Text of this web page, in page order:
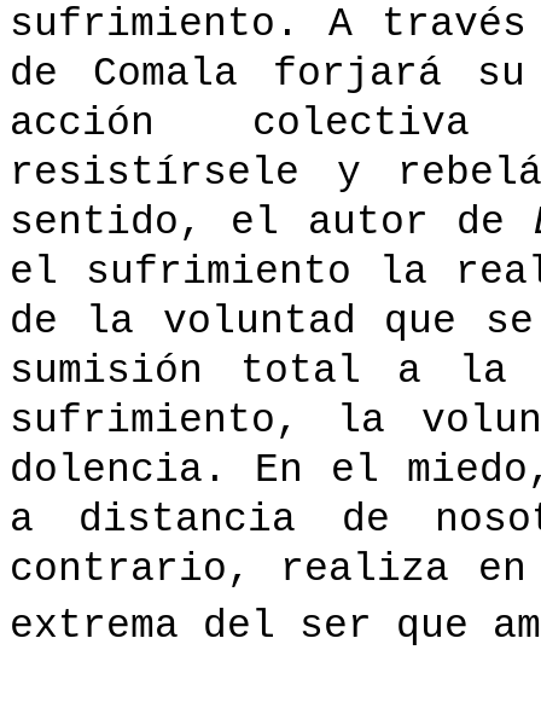
sufrimiento. A
de Comala forjará
acción
resistírsele y
sentido, el autor de
el sufrimiento la
de la voluntad que se
sumisión total a
sufrimiento, la
dolencia. En el
a distancia de
contrario, realiza en
extrema del ser que